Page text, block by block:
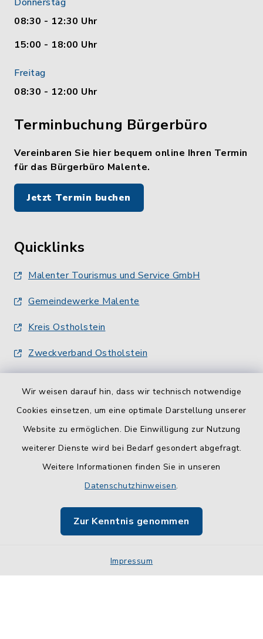
Wir weisen darauf hin, dass wir technisch notwendige
Cookies einsetzen, um eine optimale Darstellung unserer
Website zu ermöglichen. Die Einwilligung zur Nutzung
weiterer Dienste wird bei Bedarf gesondert abgefragt.
Weitere Informationen finden Sie in unseren
Datenschutzhinweisen.
Zur Kenntnis genommen
Impressum
08:30 - 12:30 Uhr
15:00 - 18:00 Uhr
Freitag
08:30 - 12:00 Uhr
Terminbuchung Bürgerbüro
Vereinbaren Sie hier bequem online Ihren Termin
für das Bürgerbüro Malente.
Jetzt Termin buchen
Quicklinks
Malenter Tourismus und Service GmbH
Gemeindewerke Malente
Kreis Ostholstein
Zweckverband Ostholstein
Barrierefreiheit
Impressum
Sitemap